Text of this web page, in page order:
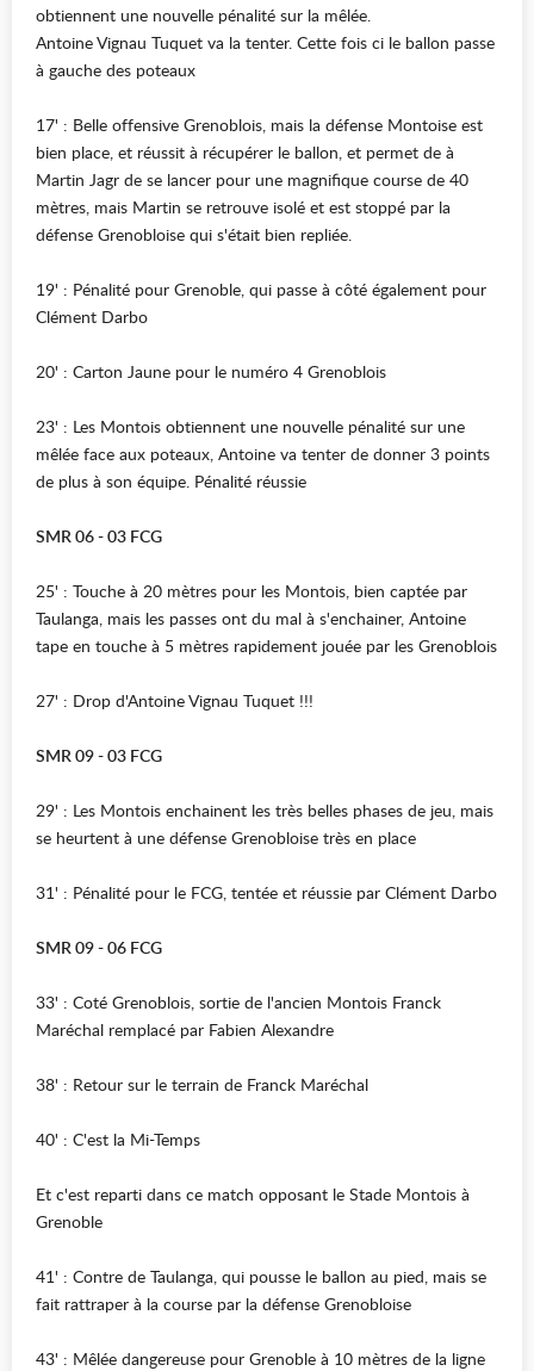
obtiennent une nouvelle pénalité sur la mêlée.
Antoine Vignau Tuquet va la tenter. Cette fois ci le ballon passe
à gauche des poteaux
17' : Belle offensive Grenoblois, mais la défense Montoise est
bien place, et réussit à récupérer le ballon, et permet de à
Martin Jagr de se lancer pour une magnifique course de 40
mètres, mais Martin se retrouve isolé et est stoppé par la
défense Grenobloise qui s'était bien repliée.
19' : Pénalité pour Grenoble, qui passe à côté également pour
Clément Darbo
20' : Carton Jaune pour le numéro 4 Grenoblois
23' : Les Montois obtiennent une nouvelle pénalité sur une
mêlée face aux poteaux, Antoine va tenter de donner 3 points
de plus à son équipe. Pénalité réussie
SMR 06 - 03 FCG
25' : Touche à 20 mètres pour les Montois, bien captée par
Taulanga, mais les passes ont du mal à s'enchainer, Antoine
tape en touche à 5 mètres rapidement jouée par les Grenoblois
27' : Drop d'Antoine Vignau Tuquet !!!
SMR 09 - 03 FCG
29' : Les Montois enchainent les très belles phases de jeu, mais
se heurtent à une défense Grenobloise très en place
31' : Pénalité pour le FCG, tentée et réussie par Clément Darbo
SMR 09 - 06 FCG
33' : Coté Grenoblois, sortie de l'ancien Montois Franck
Maréchal remplacé par Fabien Alexandre
38' : Retour sur le terrain de Franck Maréchal
40' : C'est la Mi-Temps
Et c'est reparti dans ce match opposant le Stade Montois à
Grenoble
41' : Contre de Taulanga, qui pousse le ballon au pied, mais se
fait rattraper à la course par la défense Grenobloise
43' : Mêlée dangereuse pour Grenoble à 10 mètres de la ligne